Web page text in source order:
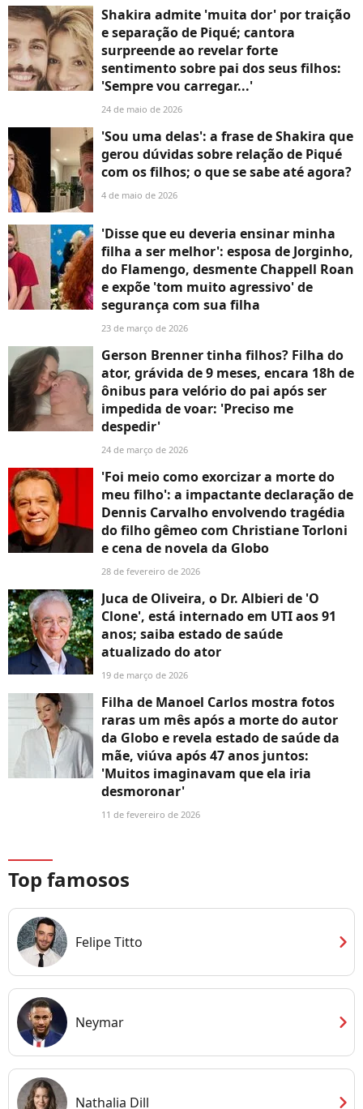
Shakira admite 'muita dor' por traição
e separação de Piqué; cantora
surpreende ao revelar forte
sentimento sobre pai dos seus filhos:
'Sempre vou carregar...'
24 de maio de 2026
'Sou uma delas': a frase de Shakira que
gerou dúvidas sobre relação de Piqué
com os filhos; o que se sabe até agora?
4 de maio de 2026
'Disse que eu deveria ensinar minha
filha a ser melhor': esposa de Jorginho,
do Flamengo, desmente Chappell Roan
e expõe 'tom muito agressivo' de
segurança com sua filha
23 de março de 2026
Gerson Brenner tinha filhos? Filha do
ator, grávida de 9 meses, encara 18h de
ônibus para velório do pai após ser
impedida de voar: 'Preciso me
despedir'
24 de março de 2026
'Foi meio como exorcizar a morte do
meu filho': a impactante declaração de
Dennis Carvalho envolvendo tragédia
do filho gêmeo com Christiane Torloni
e cena de novela da Globo
28 de fevereiro de 2026
Juca de Oliveira, o Dr. Albieri de 'O
Clone', está internado em UTI aos 91
anos; saiba estado de saúde
atualizado do ator
19 de março de 2026
Filha de Manoel Carlos mostra fotos
raras um mês após a morte do autor
da Globo e revela estado de saúde da
mãe, viúva após 47 anos juntos:
'Muitos imaginavam que ela iria
desmoronar'
11 de fevereiro de 2026
Top famosos
Felipe Titto chevron_right
Neymar chevron_right
Nathalia Dill chevron_right